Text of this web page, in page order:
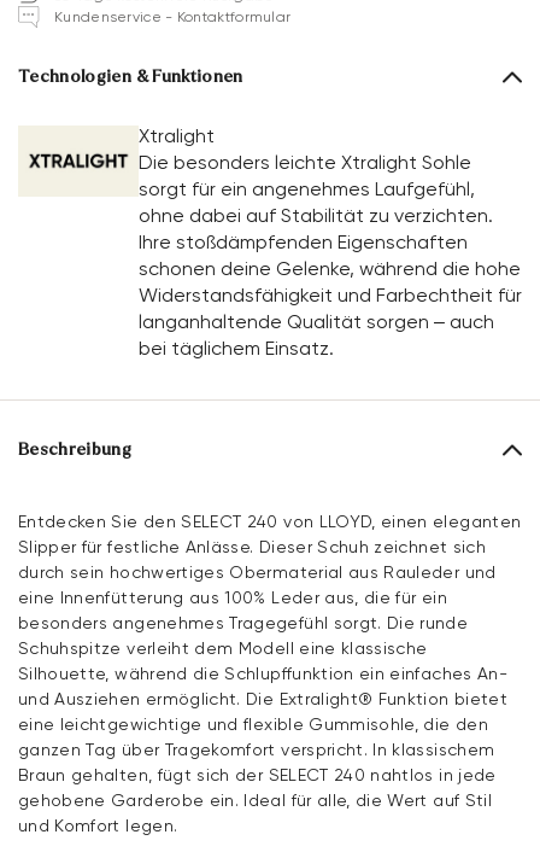
Kundenservice - Kontaktformular
Technologien & Funktionen
Xtralight
Die besonders leichte Xtralight Sohle
sorgt für ein angenehmes Laufgefühl,
ohne dabei auf Stabilität zu verzichten.
Ihre stoßdämpfenden Eigenschaften
schonen deine Gelenke, während die hohe
Widerstandsfähigkeit und Farbechtheit für
langanhaltende Qualität sorgen – auch
bei täglichem Einsatz.
Beschreibung
Entdecken Sie den SELECT 240 von LLOYD, einen eleganten
Slipper für festliche Anlässe. Dieser Schuh zeichnet sich
durch sein hochwertiges Obermaterial aus Rauleder und
eine Innenfütterung aus 100% Leder aus, die für ein
besonders angenehmes Tragegefühl sorgt. Die runde
Schuhspitze verleiht dem Modell eine klassische
Silhouette, während die Schlupffunktion ein einfaches An-
und Ausziehen ermöglicht. Die Extralight® Funktion bietet
eine leichtgewichtige und flexible Gummisohle, die den
ganzen Tag über Tragekomfort verspricht. In klassischem
Braun gehalten, fügt sich der SELECT 240 nahtlos in jede
gehobene Garderobe ein. Ideal für alle, die Wert auf Stil
und Komfort legen.